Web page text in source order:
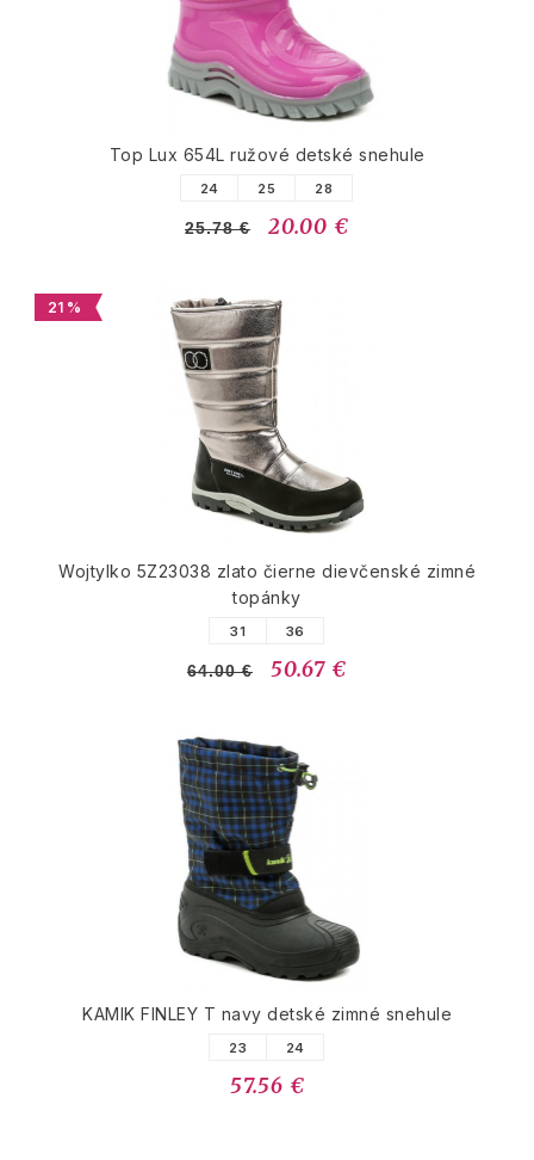
Top Lux 654L ružové detské snehule
24 25 28
25.78 € 20.00 €
21 %
Wojtylko 5Z23038 zlato čierne dievčenské zimné
topánky
31 36
64.00 € 50.67 €
KAMIK FINLEY T navy detské zimné snehule
23 24
57.56 €